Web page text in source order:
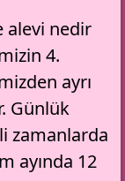
alevi nedir
4.
ayrı
Günlük
zamanlarda
ayında 12